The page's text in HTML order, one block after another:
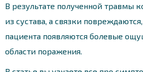
В результате полученной травмы
из сустава, а связки
пациента появляются болевые
области поражения.